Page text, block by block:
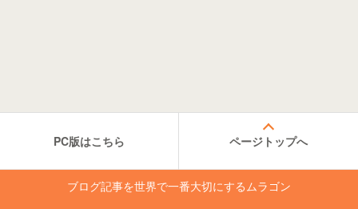
PC版はこちら ページトップへ
ブログ記事を世界で一番大切にするムラゴン